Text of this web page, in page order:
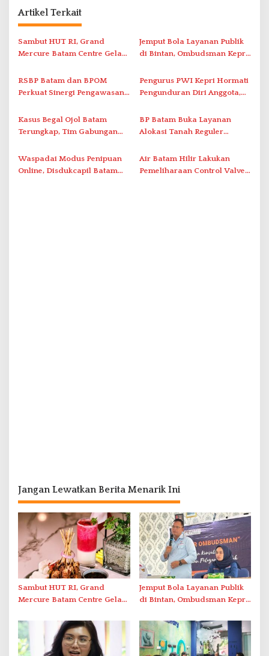
a
s
i
p
o
s
Artikel Terkait
Sambut HUT RI, Grand
Mercure Batam Centre Gelar
Nusantara’
Jemput Bola Layanan Publik
di Bintan, Ombudsman Kepri
Solar Nelayan
RSBP Batam dan BPOM
Perkuat Sinergi Pengawasan
Pelayanan Kefarmasian
Pengurus PWI Kepri Hormati
Pengunduran Diri Anggota,
Administrasi ke Pusat
Kasus Begal Ojol Batam
Terungkap, Tim Gabungan
Simpang Dam
BP Batam Buka Layanan
Alokasi Tanah Reguler
Waspadai Modus Penipuan
Online, Disdukcapil Batam
Air Batam Hilir Lakukan
Pemeliharaan Control Valve,
Jangan Lewatkan Berita Menarik Ini
Sambut HUT RI, Grand
Mercure Batam Centre Gelar
Nusantara’
Jemput Bola Layanan Publik
di Bintan, Ombudsman Kepri
Solar Nelayan